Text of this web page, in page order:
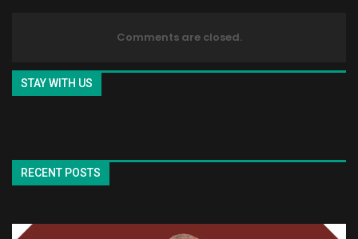
Comments are closed.
STAY WITH US
RECENT POSTS